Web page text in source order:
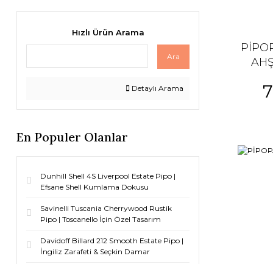
Hızlı Ürün Arama
Ara
Detaylı Arama
En Populer Olanlar
Dunhill Shell 4S Liverpool Estate Pipo |
Efsane Shell Kumlama Dokusu
Savinelli Tuscania Cherrywood Rustik
Pipo | Toscanello İçin Özel Tasarım
Davidoff Billard 212 Smooth Estate Pipo |
İngiliz Zarafeti & Seçkin Damar